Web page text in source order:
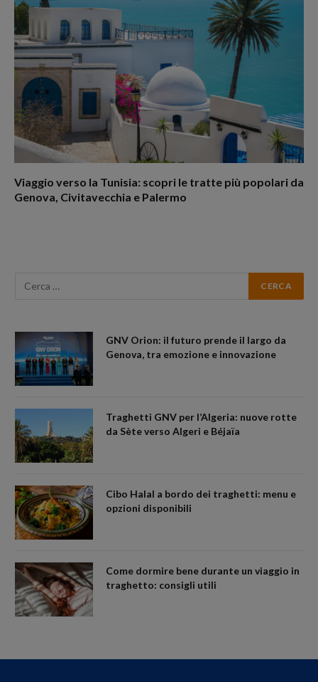
Viaggio verso la Tunisia: scopri le tratte più popolari da
Genova, Civitavecchia e Palermo
GNV Orion: il futuro prende il largo da
Genova, tra emozione e innovazione
Traghetti GNV per l’Algeria: nuove rotte
da Sète verso Algeri e Béjaïa
Cibo Halal a bordo dei traghetti: menu e
opzioni disponibili
Come dormire bene durante un viaggio in
traghetto: consigli utili